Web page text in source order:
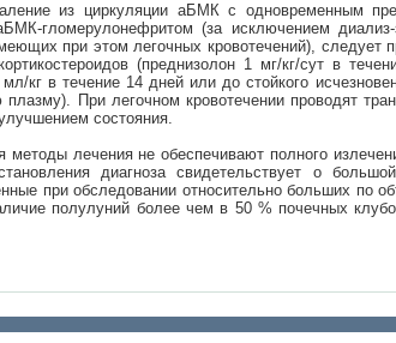
из циркуляции аБМК с одновременным
гломерулонефритом (за исключением
при этом легочных кровотечений),
(преднизолон 1 мг/кг/сут в
кг в течение 14 дней или до стойкого
плазму). При легочном кровотечении проводят
состояния.
лечения не обеспечивают полного
диагноза свидетельствует о
при обследовании относительно больших
полулуний более чем в 50 % почечных